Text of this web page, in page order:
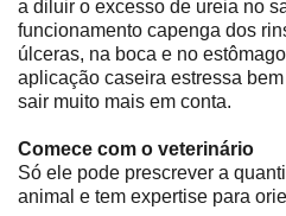
a diluir o excesso de ureia no
funcionamento capenga dos
úlceras, na boca e no
aplicação caseira estressa
sair muito mais em conta.
Comece com o veterinário
Só ele pode prescrever a
animal e tem expertise para